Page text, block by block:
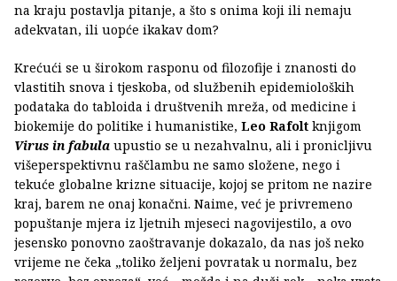
na kraju postavlja pitanje, a što s onima koji ili nemaju
adekvatan, ili uopće ikakav dom?
Krećući se u širokom rasponu od filozofije i znanosti do
vlastitih snova i tjeskoba, od službenih epidemioloških
podataka do tabloida i društvenih mreža, od medicine i
biokemije do politike i humanistike, Leo Rafolt knjigom
Virus in fabula upustio se u nezahvalnu, ali i pronicljivu
višeperspektivnu raščlambu ne samo složene, nego i
tekuće globalne krizne situacije, kojoj se pritom ne nazire
kraj, barem ne onaj konačni. Naime, već je privremeno
popuštanje mjera iz ljetnih mjeseci nagovijestilo, a ovo
jesensko ponovno zaoštravanje dokazalo, da nas još neko
vrijeme ne čeka „toliko željeni povratak u normalu, bez